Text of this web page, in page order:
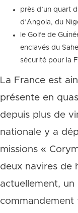
près d’un quart
d’Angola, du
le Golfe de
enclavés du
sécurité pour la
La France est
présente en
depuis plus de
nationale y a
missions «
deux navires de
actuellement,
commandement